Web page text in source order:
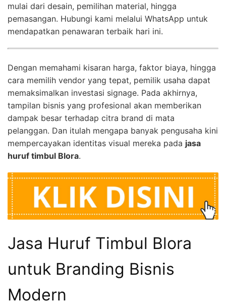
mulai dari desain, pemilihan material, hingga
pemasangan. Hubungi kami melalui WhatsApp untuk
mendapatkan penawaran terbaik hari ini.
Dengan memahami kisaran harga, faktor biaya, hingga
cara memilih vendor yang tepat, pemilik usaha dapat
memaksimalkan investasi signage. Pada akhirnya,
tampilan bisnis yang profesional akan memberikan
dampak besar terhadap citra brand di mata
pelanggan. Dan itulah mengapa banyak pengusaha kini
mempercayakan identitas visual mereka pada jasa
huruf timbul Blora.
Jasa Huruf Timbul Blora
untuk Branding Bisnis
Modern